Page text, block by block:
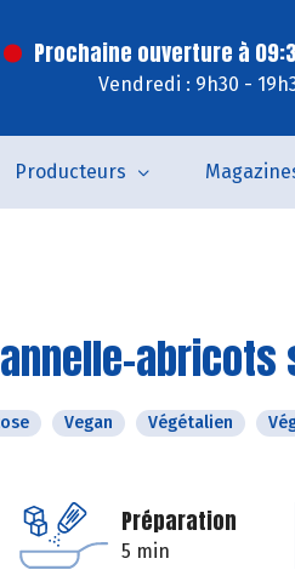
Prochaine ouverture à
Vendredi : 9h30 -
Producteurs
abricots
Vegan Végétalien
Préparation
5 min